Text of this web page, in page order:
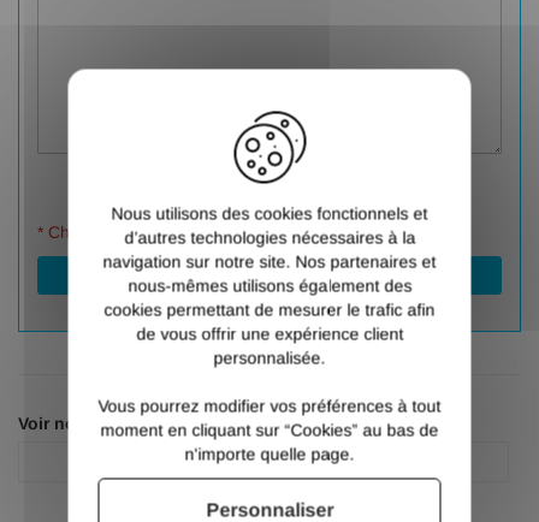
* Champs obligatoires
Valider
Voir nos autres pages :
Disque fibre
Nous utilisons des cookies fonctionnels et
d’autres technologies nécessaires à la
navigation sur notre site. Nos partenaires et
nous-mêmes utilisons également des
cookies permettant de mesurer le trafic afin
de vous offrir une expérience client
personnalisée.
Vous pourrez modifier vos préférences à tout
moment en cliquant sur “Cookies” au bas de
n'importe quelle page.
Personnaliser